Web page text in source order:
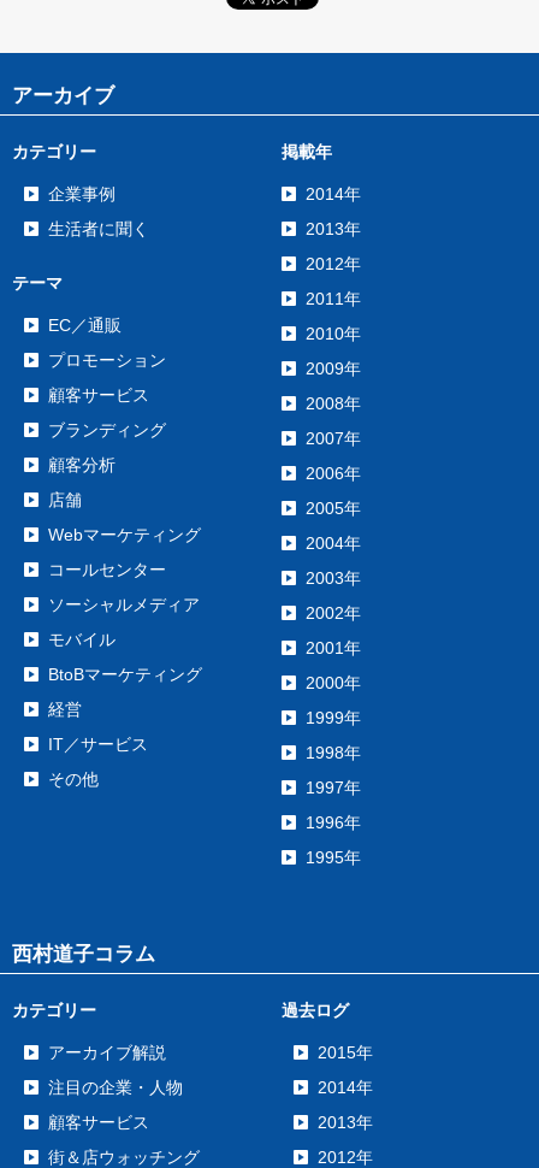
アーカイブ
カテゴリー
企業事例
生活者に聞く
テーマ
EC／通販
プロモーション
顧客サービス
ブランディング
顧客分析
店舗
Webマーケティング
コールセンター
ソーシャルメディア
モバイル
BtoBマーケティング
経営
IT／サービス
その他
掲載年
2014年
2013年
2012年
2011年
2010年
2009年
2008年
2007年
2006年
2005年
2004年
2003年
2002年
2001年
2000年
1999年
1998年
1997年
1996年
1995年
西村道子コラム
カテゴリー
アーカイブ解説
注目の企業・人物
顧客サービス
街＆店ウォッチング
過去ログ
2015年
2014年
2013年
2012年